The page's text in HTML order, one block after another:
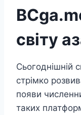
світу
Сьогоднішній
стрімко
появи
таких